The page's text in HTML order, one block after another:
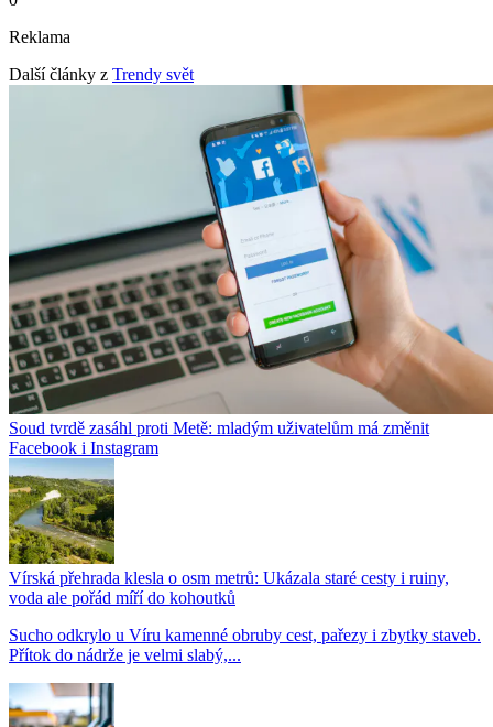
Reklama
Další články z Trendy svět
Soud tvrdě zasáhl proti Metě: mladým uživatelům má změnit
Facebook i Instagram
Vírská přehrada klesla o osm metrů: Ukázala staré cesty i ruiny,
voda ale pořád míří do kohoutků
Sucho odkrylo u Víru kamenné obruby cest, pařezy i zbytky staveb.
Přítok do nádrže je velmi slabý,...